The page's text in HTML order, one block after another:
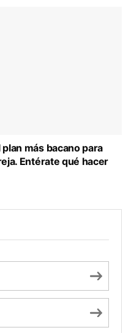
más bacano para
Entérate qué hacer